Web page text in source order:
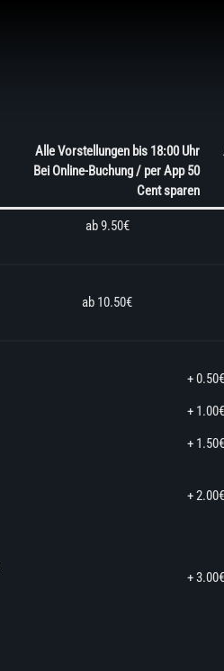
Alle Vorstellungen bis 18:00 Uhr
Bei Online-Buchung / per App 50
Cent sparen
ab 9.50€
ab 10.50€
+ 0.50€
+ 1.00€
+ 1.50€
+ 2.00€
+ 3.00€